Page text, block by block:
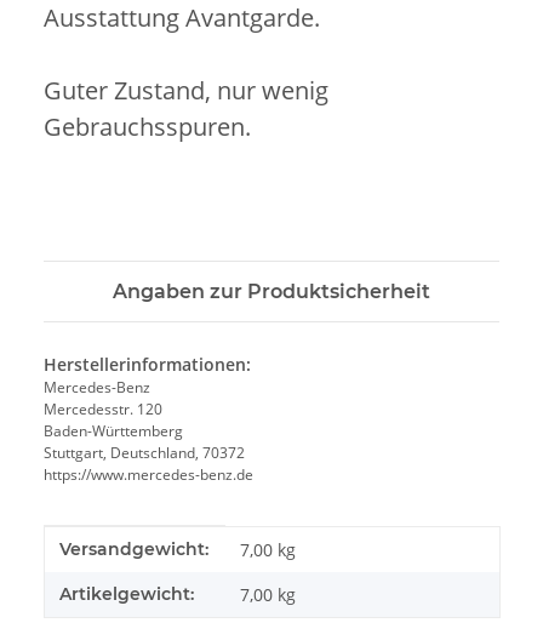
Ausstattung Avantgarde.
Guter Zustand, nur wenig
Gebrauchsspuren.
Angaben zur Produktsicherheit
Herstellerinformationen:
Mercedes-Benz
Mercedesstr. 120
Baden-Württemberg
Stuttgart, Deutschland, 70372
https://www.mercedes-benz.de
Produkteigenschaft
Wert
Versandgewicht: 7,00 kg
Artikelgewicht: 7,00 kg